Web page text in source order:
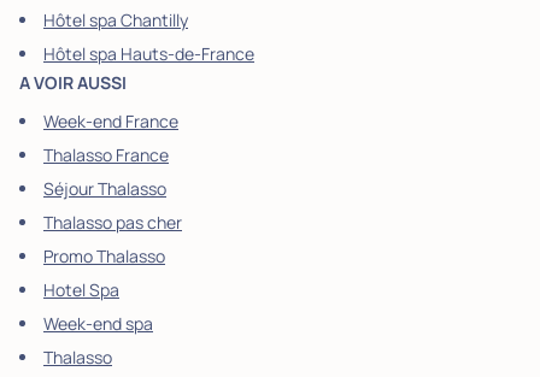
Hôtel spa Chantilly
Hôtel spa Hauts-de-France
A VOIR AUSSI
Week-end France
Thalasso France
Séjour Thalasso
Thalasso pas cher
Promo Thalasso
Hotel Spa
Week-end spa
Thalasso